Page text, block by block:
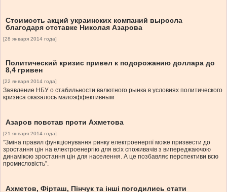
Стоимость акций украинских компаний выросла
благодаря отставке Николая Азарова
[28 января 2014 года]
Политический кризис привел к подорожанию доллара до
8,4 гривен
[22 января 2014 года]
Заявление НБУ о стабильности валютного рынка в условиях политического
кризиса оказалось малоэффективным
Азаров повстав проти Ахметова
[21 января 2014 года]
“Зміна правил функціонування ринку електроенергії може призвести до
зростання цін на електроенергію для всіх споживачів з випереджаючою
динамікою зростання цін для населення. А це позбавляє перспективи всю
промисловість”.
Ахметов, Фірташ, Пінчук та інші погодились стати